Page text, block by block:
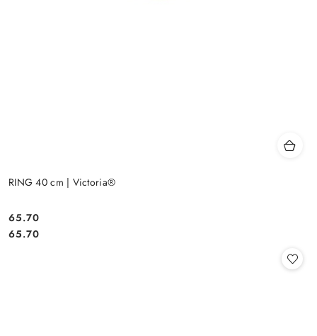
RING 40 cm | Victoria®
Cena:
65.70
Cena:
65.70